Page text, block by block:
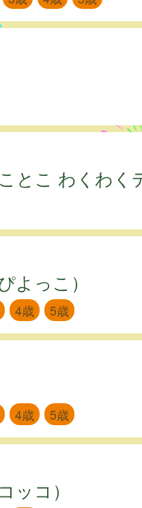
とこ わくわく
よっこ）
4歳 5歳
4歳 5歳
ッコ）